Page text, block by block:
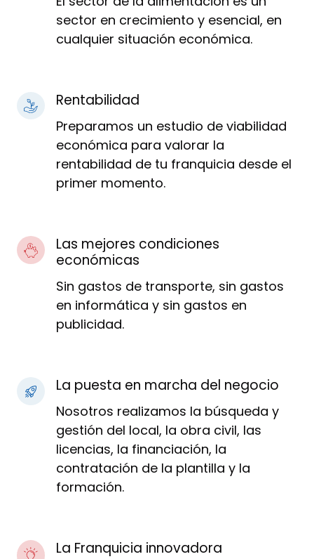
sector en crecimiento y esencial, en
cualquier situación económica.
Rentabilidad
Preparamos un estudio de viabilidad
económica para valorar la
rentabilidad de tu franquicia desde el
primer momento.
Las mejores condiciones
económicas
Sin gastos de transporte, sin gastos
en informática y sin gastos en
publicidad.
La puesta en marcha del negocio
Nosotros realizamos la búsqueda y
gestión del local, la obra civil, las
licencias, la financiación, la
contratación de la plantilla y la
formación.
La Franquicia innovadora